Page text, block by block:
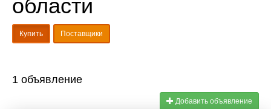
области
Купить Поставщики
1 объявление
Добавить объявление